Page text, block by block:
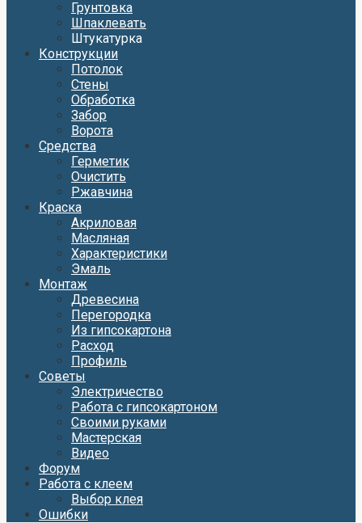
Грунтовка
Шпаклевать
Штукатурка
Конструкции
Потолок
Стены
Обработка
Забор
Ворота
Средства
Герметик
Очистить
Ржавчина
Краска
Акриловая
Масляная
Характеристики
Эмаль
Монтаж
Древесина
Перегородка
Из гипсокартона
Расход
Профиль
Советы
Электричество
Работа с гипсокартоном
Своими руками
Мастерская
Видео
Форум
Работа с клеем
Выбор клея
Ошибки